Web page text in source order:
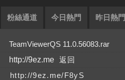
粉絲通道 今日熱門 昨日熱門
11.0.56083.rar
http://9ez.me